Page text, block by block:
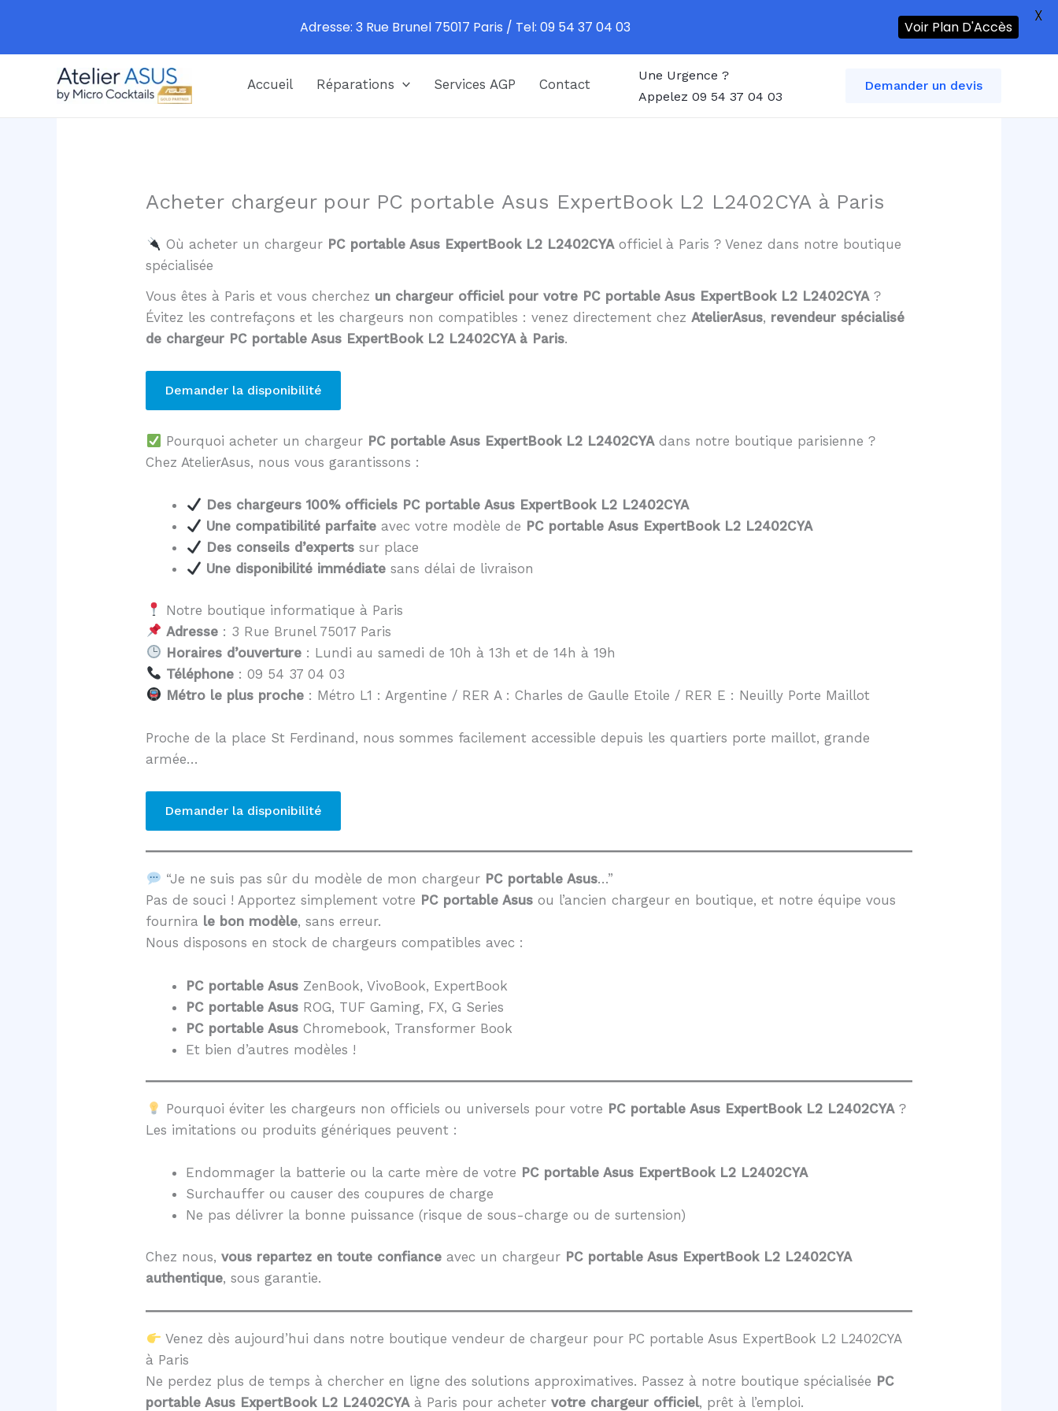
Accueil Réparations Services AGP Contact
Une Urgence ?
Appelez 09 54 37 04 03
Demander un devis
Acheter chargeur pour PC portable Asus ExpertBook L2 L2402CYA à Paris
Où acheter un chargeur PC portable Asus ExpertBook L2 L2402CYAofficiel à Paris ? Venez dans notre boutique
spécialisée
Vous êtes à Paris et vous cherchez un chargeur officiel pour votre PC portable Asus ExpertBook L2 L2402CYA?
Évitez les contrefaçons et les chargeurs non compatibles : venez directement chezAtelierAsus, revendeur spécialisé
de chargeur PC portable Asus ExpertBook L2 L2402CYA à Paris.
Demander la disponibilité
Pourquoi acheter un chargeur PC portable Asus ExpertBook L2 L2402CYAdans notre boutique parisienne ?
Chez AtelierAsus, nous vous garantissons :
Des chargeurs 100% officiels PC portable Asus ExpertBook L2 L2402CYA
Une compatibilité parfaiteavec votre modèle de PC portable Asus ExpertBook L2 L2402CYA
Des conseils d’expertssur place
Une disponibilité immédiatesans délai de livraison
Notre boutique informatique à Paris
Adresse: 3 Rue Brunel 75017 Paris
Horaires d’ouverture: Lundi au samedi de 10h à 13h et de 14h à 19h
Téléphone: 09 54 37 04 03
Métro le plus proche: Métro L1 : Argentine / RER A : Charles de Gaulle Etoile / RER E : Neuilly Porte Maillot
Proche de la place St Ferdinand, nous sommes facilement accessible depuis les quartiers porte maillot, grande
armée…
Demander la disponibilité
“Je ne suis pas sûr du modèle de mon chargeur PC portable Asus…”
Pas de souci ! Apportez simplement votre PC portable Asusou l’ancien chargeur en boutique, et notre équipe vous
fournira le bon modèle, sans erreur.
Nous disposons en stock de chargeurs compatibles avec :
PC portable Asus ZenBook, VivoBook, ExpertBook
PC portable Asus ROG, TUF Gaming, FX, G Series
PC portable AsusChromebook, Transformer Book
Et bien d’autres modèles !
Pourquoi éviter les chargeurs non officiels ou universels pour votre PC portable Asus ExpertBook L2 L2402CYA?
Les imitations ou produits génériques peuvent :
Endommager la batterie ou la carte mère de votre PC portable Asus ExpertBook L2 L2402CYA
Surchauffer ou causer des coupures de charge
Ne pas délivrer la bonne puissance (risque de sous-charge ou de surtension)
Chez nous,vous repartez en toute confiance avec un chargeur PC portable Asus ExpertBook L2 L2402CYA
authentique, sous garantie.
Venez dès aujourd’hui dans notre boutique vendeur de chargeur pour PC portable Asus ExpertBook L2 L2402CYA
à Paris
Ne perdez plus de temps à chercher en ligne des solutions approximatives. Passez à notre boutique spécialisée PC
portable Asus ExpertBook L2 L2402CYAà Paris pour achetervotre chargeur officiel, prêt à l’emploi.
Adresse: 3 Rue Brunel 75017 Paris / Tel: 09 54 37 04 03 Voir Plan D'Accès
X